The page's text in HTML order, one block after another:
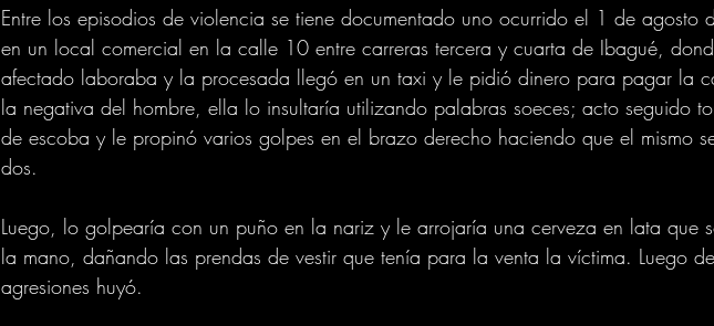
Entre los episodios de violencia se tiene documentado uno ocurrido el 1 de agosto
en un local comercial en la calle 10 entre carreras tercera y cuarta de Ibagué,
afectado laboraba y la procesada llegó en un taxi y le pidió dinero para pagar la
la negativa del hombre, ella lo insultaría utilizando palabras soeces; acto seguido
de escoba y le propinó varios golpes en el brazo derecho haciendo que el mismo
dos.
Luego, lo golpearía con un puño en la nariz y le arrojaría una cerveza en lata que
la mano, dañando las prendas de vestir que tenía para la venta la víctima. Luego
agresiones huyó.